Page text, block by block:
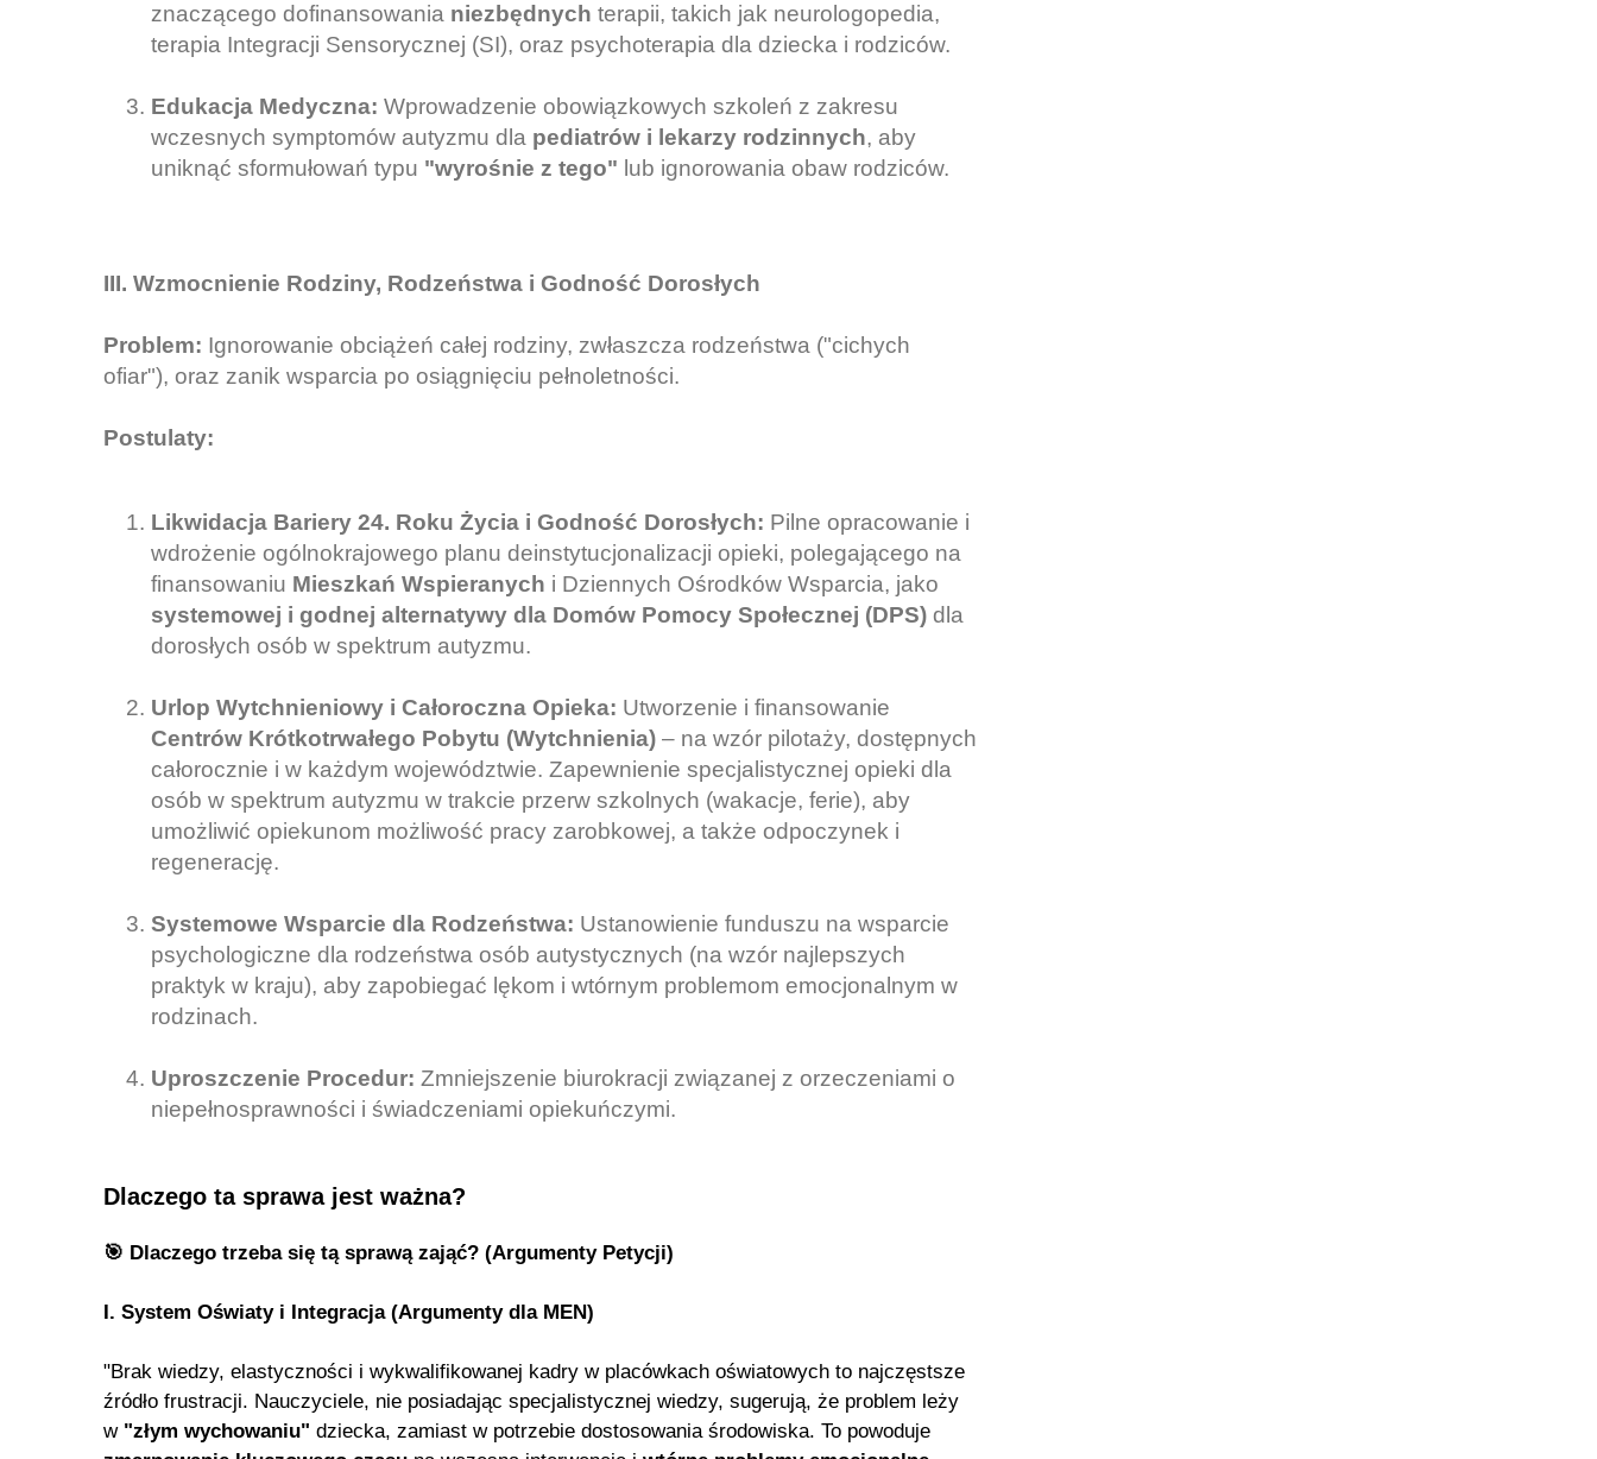
znaczącego dofinansowania niezbędnych terapii, takich jak neurologopedia,
terapia Integracji Sensorycznej (SI), oraz psychoterapia dla dziecka i rodziców.
Edukacja Medyczna: Wprowadzenie obowiązkowych szkoleń z zakresu
wczesnych symptomów autyzmu dla pediatrów i lekarzy rodzinnych, aby
uniknąć sformułowań typu "wyrośnie z tego" lub ignorowania obaw rodziców.
III. Wzmocnienie Rodziny, Rodzeństwa i Godność Dorosłych
Problem: Ignorowanie obciążeń całej rodziny, zwłaszcza rodzeństwa ("cichych
ofiar"), oraz zanik wsparcia po osiągnięciu pełnoletności.
Postulaty:
Likwidacja Bariery 24. Roku Życia i Godność Dorosłych: Pilne opracowanie i
wdrożenie ogólnokrajowego planu deinstytucjonalizacji opieki, polegającego na
finansowaniu Mieszkań Wspieranych i Dziennych Ośrodków Wsparcia, jako
systemowej i godnej alternatywy dla Domów Pomocy Społecznej (DPS) dla
dorosłych osób w spektrum autyzmu.
Urlop Wytchnieniowy i Całoroczna Opieka: Utworzenie i finansowanie
Centrów Krótkotrwałego Pobytu (Wytchnienia) – na wzór pilotaży, dostępnych
całorocznie i w każdym województwie. Zapewnienie specjalistycznej opieki dla
osób w spektrum autyzmu w trakcie przerw szkolnych (wakacje, ferie), aby
umożliwić opiekunom możliwość pracy zarobkowej, a także odpoczynek i
regenerację.
Systemowe Wsparcie dla Rodzeństwa: Ustanowienie funduszu na wsparcie
psychologiczne dla rodzeństwa osób autystycznych (na wzór najlepszych
praktyk w kraju), aby zapobiegać lękom i wtórnym problemom emocjonalnym w
rodzinach.
Uproszczenie Procedur: Zmniejszenie biurokracji związanej z orzeczeniami o
niepełnosprawności i świadczeniami opiekuńczymi.
Dlaczego ta sprawa jest ważna?
🎯 Dlaczego trzeba się tą sprawą zająć? (Argumenty Petycji)
I. System Oświaty i Integracja (Argumenty dla MEN)
"Brak wiedzy, elastyczności i wykwalifikowanej kadry w placówkach oświatowych to najczęstsze
źródło frustracji. Nauczyciele, nie posiadając specjalistycznej wiedzy, sugerują, że problem leży
w "złym wychowaniu" dziecka, zamiast w potrzebie dostosowania środowiska. To powoduje